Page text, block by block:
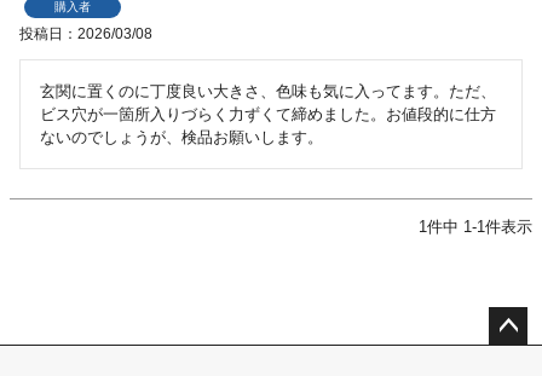
購入者
投稿日 2026/03/08
玄関に置くのに丁度良い大きさ、色味も気に入ってます。ただ、
ビス穴が一箇所入りづらく力ずくて締めました。お値段的に仕方
ないのでしょうが、検品お願いします。
1件中 1-1件表示